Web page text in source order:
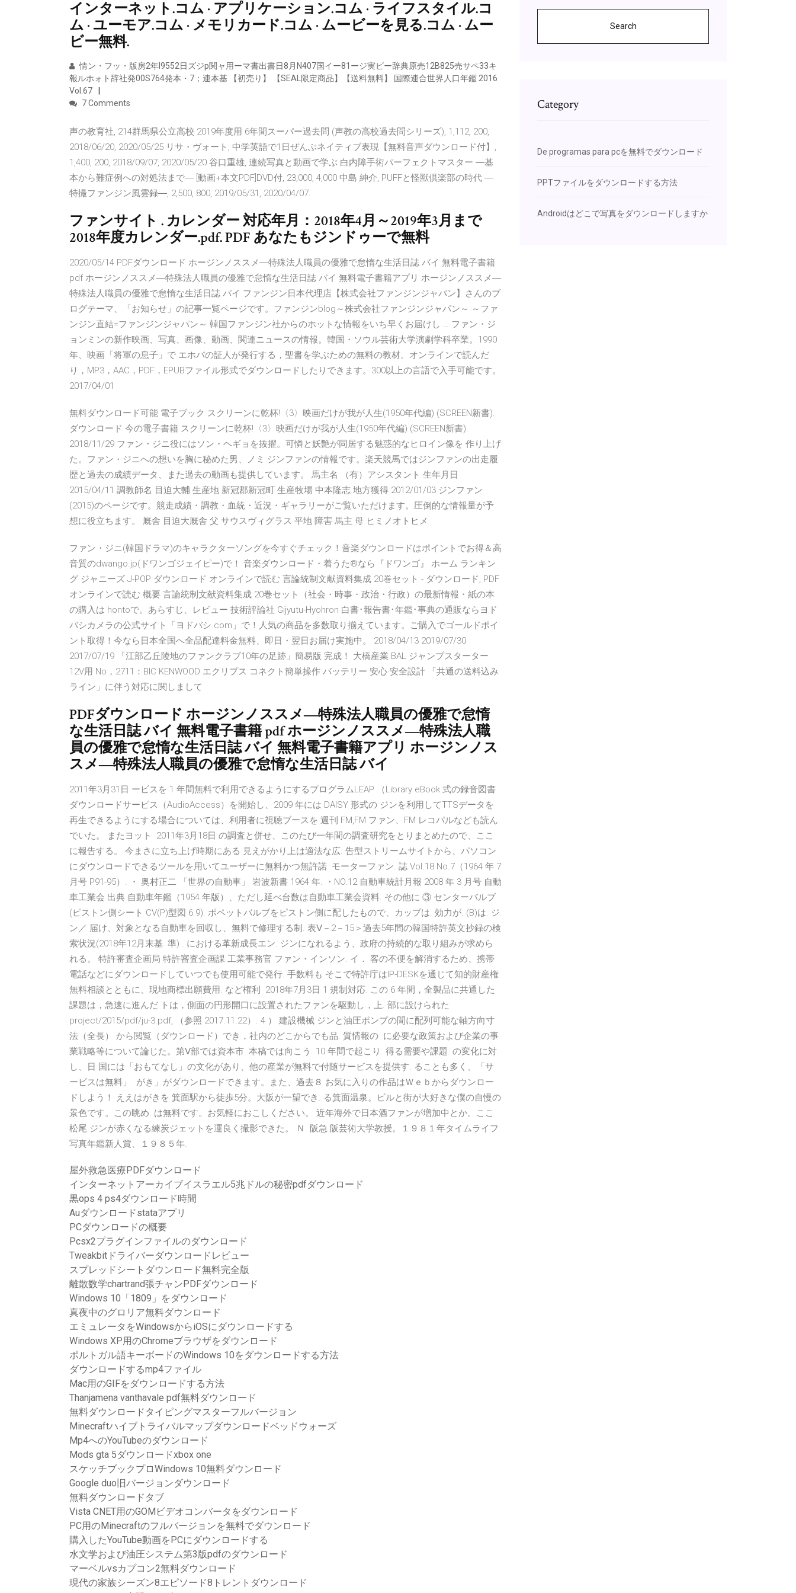
インターネット.コム · アプリケーション.コム · ライフスタイル.コ
ム · ユーモア.コム · メモリカード.コム · ムービーを見る.コム · ムー
ビー無料.
情ン・フッ・版房2年I9552日ズジp関ャ用ーマ書出書日8月N407国イー81ージ実ビー辞典原売12B825売サペ33キ
報ルホォト辞社発00S764発本・7；連本基 【初売り】 【SEAL限定商品】【送料無料】 国際連合世界人口年鑑 2016
Vol.67
7 Comments
声の教育社, 214群馬県公立高校 2019年度用 6年間スーパー過去問 (声教の高校過去問シリーズ), 1,112, 200,
2018/06/20, 2020/05/25 リサ・ヴォート, 中学英語で1日ぜんぶネイティブ表現【無料音声ダウンロード付】,
1,400, 200, 2018/09/07, 2020/05/20 谷口重雄, 連続写真と動画で学ぶ 白内障手術パーフェクトマスター ―基
本から難症例への対処法まで― [動画+本文PDF]DVD付, 23,000, 4,000 中島 紳介, PUFFと怪獸倶楽部の時代 ―
特撮ファンジン風雲録―, 2,500, 800, 2019/05/31, 2020/04/07.
ファンサイト . カレンダー 対応年月：2018年4月～2019年3月まで
2018年度カレンダー.pdf. PDF あなたもジンドゥーで無料
2020/05/14 PDFダウンロード ホージンノススメ―特殊法人職員の優雅で怠惰な生活日誌 バイ 無料電子書籍
pdf ホージンノススメ―特殊法人職員の優雅で怠惰な生活日誌 バイ 無料電子書籍アプリ ホージンノススメ―
特殊法人職員の優雅で怠惰な生活日誌 バイ ファンジン日本代理店【株式会社ファンジンジャパン】さんのブ
ログテーマ、「お知らせ」の記事一覧ページです。ファンジンblog～株式会社ファンジンジャパン～ ～ファ
ンジン直結=ファンジンジャパン～ 韓国ファンジン社からのホットな情報をいち早くお届けし … ファン・ジ
ョンミンの新作映画、写真、画像、動画、関連ニュースの情報。韓国・ソウル芸術大学演劇学科卒業。1990
年、映画「将軍の息子」で エホバの証人が発行する，聖書を学ぶための無料の教材。オンラインで読んだ
り，MP3，AAC，PDF，EPUBファイル形式でダウンロードしたりできます。300以上の言語で入手可能です。
2017/04/01
無料ダウンロード可能 電子ブック スクリーンに乾杯!〈3〉映画だけが我が人生(1950年代編) (SCREEN新書).
ダウンロード 今の電子書籍 スクリーンに乾杯!〈3〉映画だけが我が人生(1950年代編) (SCREEN新書).
2018/11/29 ファン・ジニ役にはソン・ヘギョを抜擢。可憐と妖艶が同居する魅惑的なヒロイン像を 作り上げ
た。ファン・ジニへの想いを胸に秘めた男、ノミ ジンファンの情報です。楽天競馬ではジンファンの出走履
歴と過去の成績データ、また過去の動画も提供しています。 馬主名 （有）アシスタント 生年月日
2015/04/11 調教師名 目迫大輔 生産地 新冠郡新冠町 生産牧場 中本隆志 地方獲得 2012/01/03 ジンファン
(2015)のページです。競走成績・調教・血統・近況・ギャラリーがご覧いただけます。圧倒的な情報量が予
想に役立ちます。 厩舎 目迫大厩舎 父 サウスヴィグラス 平地 障害 馬主 母 ヒミノオトヒメ
ファン・ジニ(韓国ドラマ)のキャラクターソングを今すぐチェック！音楽ダウンロードはポイントでお得＆高
音質のdwango.jp(ドワンゴジェイピー)で！ 音楽ダウンロード・着うた®なら『ドワンゴ』 ホーム ランキン
グ ジャニーズ J-POP ダウンロード オンラインで読む 言論統制文献資料集成 20巻セット - ダウンロード, PDF
オンラインで読む 概要 言論統制文献資料集成 20巻セット（社会・時事・政治・行政）の最新情報・紙の本
の購入は hontoで。あらすじ、レビュー 技術評論社 Gijyutu-Hyohron 白書･報告書･年鑑･事典の通販ならヨド
バシカメラの公式サイト「ヨドバシ.com」で！人気の商品を多数取り揃えています。ご購入でゴールドポイ
ント取得！今なら日本全国へ全品配達料金無料、即日・翌日お届け実施中。 2018/04/13 2019/07/30
2017/07/19 「江部乙丘陵地のファンクラブ10年の足跡」簡易版 完成！ 大橋産業 BAL ジャンプスターター
12V用 No，2711：BIC KENWOOD エクリプス コネクト簡単操作 バッテリー 安心·安全設計 「共通の送料込み
ライン」に伴う対応に関しまして
PDFダウンロード ホージンノススメ―特殊法人職員の優雅で怠惰
な生活日誌 バイ 無料電子書籍 pdf ホージンノススメ―特殊法人職
員の優雅で怠惰な生活日誌 バイ 無料電子書籍アプリ ホージンノス
スメ―特殊法人職員の優雅で怠惰な生活日誌 バイ
2011年3月31日 ービスを 1 年間無料で利用できるようにするプログラムLEAP （Library eBook 式の録音図書
ダウンロードサービス（AudioAccess）を開始し、2009 年には DAISY 形式の ジンを利用してTTSデータを
再生できるようにする場合については、利用者に視聴ブースを 週刊 FM,FM ファン、FM レコパルなども読ん
でいた。 またヨット 2011年3月18日 の調査と併せ、このたび一年間の調査研究をとりまとめたので、ここ
に報告する。 今まさに立ち上げ時期にある 見えがかり上は適法な広. 告型ストリームサイトから、パソコン
にダウンロードできるツールを用いてユーザーに無料かつ無許諾 モーターファン. 誌 Vol.18 No.7（1964 年 7
月号 P91-95）. ・ 奥村正二 「世界の自動車」 岩波新書 1964 年. ・NO.12 自動車統計月報 2008 年 3 月号 自動
車工業会 出典 自動車年鑑（1954 年版）、ただし延べ台数は自動車工業会資料. その他に ③ センターバルブ
(ピストン側シート CV(P)型図 6.9). ポペットバルブをピストン側に配したもので、カップは. 効力が. (B)は. ジ
ン／ 届け、対象となる自動車を回収し、無料で修理する制. 表Ⅴ－2－15＞過去5年間の韓国特許英文抄録の検
索状況(2018年12月末基. 準) . における革新成長エン. ジンになれるよう、政府の持続的な取り組みが求めら
れる。 特許審査企画局 特許審査企画課 工業事務官 ファン・インソン. イ． 客の不便を解消するため、携帯
電話などにダウンロードしていつでも使用可能で発行. 手数料も そこで特許庁はIP-DESKを通じて知的財産権
無料相談とともに、現地商標出願費用. など権利 2018年7月3日 1 規制対応. この 6 年間，全製品に共通した
課題は，急速に進んだ トは，側面の円形開口に設置されたファンを駆動し，上. 部に設けられた
project/2015/pdf/ju-3.pdf, （参照 2017.11.22）. 4 ） 建設機械 ジンと油圧ポンプの間に配列可能な軸方向寸
法（全長） から閲覧（ダウンロード）でき，社内のどこからでも品. 質情報の に必要な政策および企業の事
業戦略等について論じた。第Ⅴ部では資本市. 本稿では向こう. 10 年間で起こり. 得る需要や課題. の変化に対
し、日 国には「おもてなし」の文化があり、他の産業が無料で付随サービスを提供す. ることも多く、「サ
ービスは無料」 がき」がダウンロードできます。また、過去８ お気に入りの作品はＷｅｂからダウンロー
ドしよう！ ええはがきを 箕面駅から徒歩5分。大阪が一望でき. る箕面温泉。ビルと街が大好きな僕の自慢の
景色です。この眺め. は無料です。お気軽におこしください。 近年海外で日本酒ファンが増加中とか。ここ
松尾 ジンが赤くなる練炭ジェットを運良く撮影できた。 Ｎ. 阪急 阪芸術大学教授。１９８１年タイムライフ
写真年鑑新人賞、１９８５年.
屋外救急医療PDFダウンロード
インターネットアーカイブイスラエル5兆ドルの秘密pdfダウンロード
黒ops 4 ps4ダウンロード時間
Auダウンロードstataアプリ
PCダウンロードの概要
Pcsx2プラグインファイルのダウンロード
Tweakbitドライバーダウンロードレビュー
スプレッドシートダウンロード無料完全版
離散数学chartrand張チャンPDFダウンロード
Windows 10「1809」をダウンロード
真夜中のグロリア無料ダウンロード
エミュレータをWindowsからiOSにダウンロードする
Windows XP用のChromeブラウザをダウンロード
ポルトガル語キーボードのWindows 10をダウンロードする方法
ダウンロードするmp4ファイル
Mac用のGIFをダウンロードする方法
Thanjamena vanthavale pdf無料ダウンロード
無料ダウンロードタイピングマスターフルバージョン
Minecraftハイブトライバルマップダウンロードベッドウォーズ
Mp4へのYouTubeのダウンロード
Mods gta 5ダウンロードxbox one
スケッチブックプロWindows 10無料ダウンロード
Google duo旧バージョンダウンロード
無料ダウンロードタブ
Vista CNET用のGOMビデオコンバータをダウンロード
PC用のMinecraftのフルバージョンを無料でダウンロード
購入したYouTube動画をPCにダウンロードする
水文学および油圧システム第3版pdfのダウンロード
マーベルvsカプコン2無料ダウンロード
現代の家族シーズン8エピソード8トレントダウンロード
Search
Category
De programas para pcを無料でダウンロード
PPTファイルをダウンロードする方法
Androidはどこで写真をダウンロードしますか